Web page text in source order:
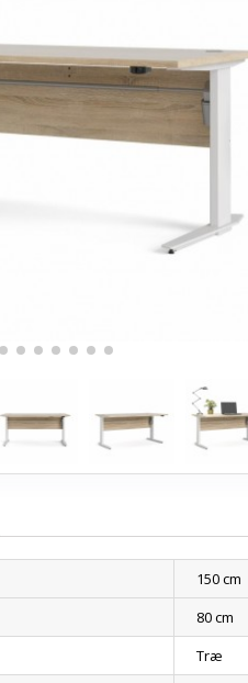
150 cm
80 cm
Træ